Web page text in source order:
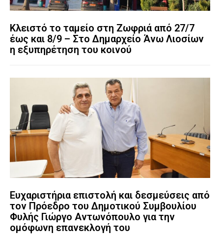
Κλειστό το ταμείο στη Ζωφριά από 27/7
έως και 8/9 – Στο Δημαρχείο Άνω Λιοσίων
η εξυπηρέτηση του κοινού
Ευχαριστήρια επιστολή και δεσμεύσεις από
τον Πρόεδρο του Δημοτικού Συμβουλίου
Φυλής Γιώργο Αντωνόπουλο για την
ομόφωνη επανεκλογή του